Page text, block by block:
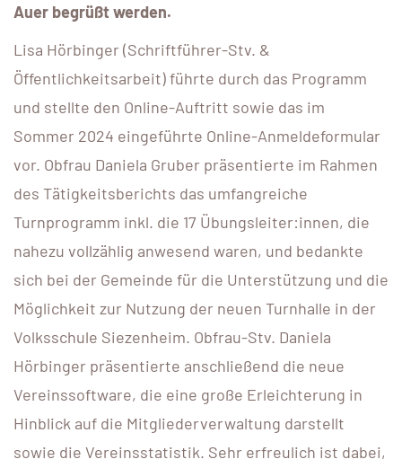
Auer begrüßt werden.
Lisa Hörbinger (Schriftführer-Stv. &
Öffentlichkeitsarbeit) führte durch das Programm
und stellte den Online-Auftritt sowie das im
Sommer 2024 eingeführte Online-Anmeldeformular
vor. Obfrau Daniela Gruber präsentierte im Rahmen
des Tätigkeitsberichts das umfangreiche
Turnprogramm inkl. die 17 Übungsleiter:innen, die
nahezu vollzählig anwesend waren, und bedankte
sich bei der Gemeinde für die Unterstützung und die
Möglichkeit zur Nutzung der neuen Turnhalle in der
Volksschule Siezenheim. Obfrau-Stv. Daniela
Hörbinger präsentierte anschließend die neue
Vereinssoftware, die eine große Erleichterung in
Hinblick auf die Mitgliederverwaltung darstellt
sowie die Vereinsstatistik. Sehr erfreulich ist dabei,